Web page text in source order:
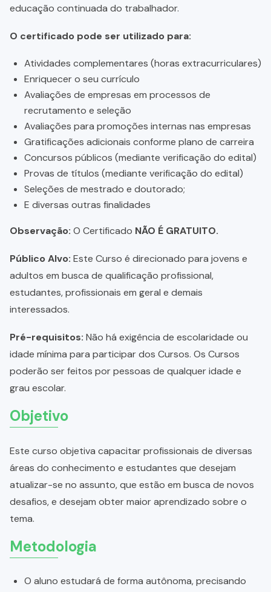
educação continuada do trabalhador.
O certificado pode ser utilizado para:
Atividades complementares (horas extracurriculares)
Enriquecer o seu currículo
Avaliações de empresas em processos de
recrutamento e seleção
Avaliações para promoções internas nas empresas
Gratificações adicionais conforme plano de carreira
Concursos públicos (mediante verificação do edital)
Provas de títulos (mediante verificação do edital)
Seleções de mestrado e doutorado;
E diversas outras finalidades
Observação: O Certificado NÃO É GRATUITO.
Público Alvo: Este Curso é direcionado para jovens e
adultos em busca de qualificação profissional,
estudantes, profissionais em geral e demais
interessados.
Pré-requisitos: Não há exigência de escolaridade ou
idade mínima para participar dos Cursos. Os Cursos
poderão ser feitos por pessoas de qualquer idade e
grau escolar.
Objetivo
Este curso objetiva capacitar profissionais de diversas
áreas do conhecimento e estudantes que desejam
atualizar-se no assunto, que estão em busca de novos
desafios, e desejam obter maior aprendizado sobre o
tema.
Metodologia
O aluno estudará de forma autônoma, precisando